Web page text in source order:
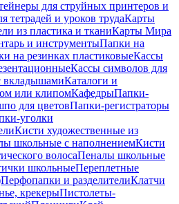
для струйных принтеров и
тетрадей и уроков трудаКарты
из пластика и тканиКарты Мира
и инструментыПапки на
на резинках пластиковыеКассы
Кассы символов для
вкладышамиКаталоги и
или клипомКафедрыПапки-
для цветовПапки-регистраторы
уголки
Кисти художественные из
школьные с наполнениемКисти
волосаПеналы школьные
школьныеПереплетные
Перфопапки и разделителиКлатчи
крекерыПистолеты-